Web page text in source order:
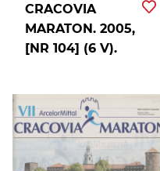
CRACOVIA
MARATON. 2005,
[NR 104] (6 V).